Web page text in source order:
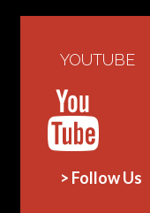
YOUTUBE
> Follow Us